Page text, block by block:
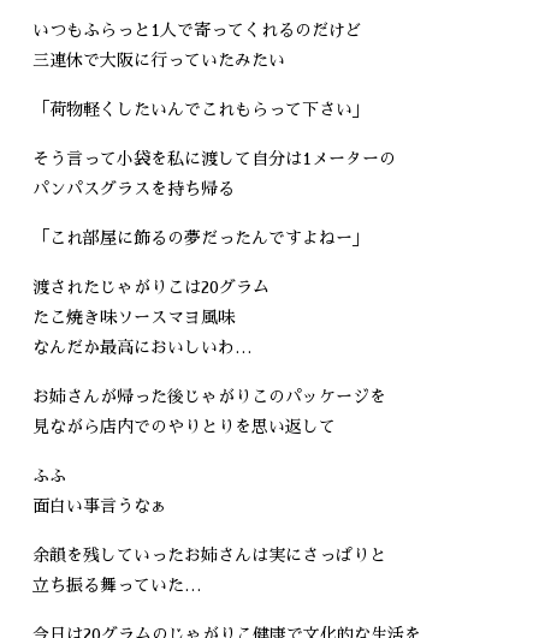
いつもふらっと1人で寄ってくれるのだけど
三連休で大阪に行っていたみたい
「荷物軽くしたいんでこれもらって下さい」
そう言って小袋を私に渡して自分は1メーターの
パンパスグラスを持ち帰る
「これ部屋に飾るの夢だったんですよねー」
渡されたじゃがりこは20グラム
たこ焼き味ソースマヨ風味
なんだか最高においしいわ…
お姉さんが帰った後じゃがりこのパッケージを
見ながら店内でのやりとりを思い返して
ふふ
面白い事言うなぁ
余韻を残していったお姉さんは実にさっぱりと
立ち振る舞っていた…
今日は20グラムのじゃがりこ健康で文化的な生活を